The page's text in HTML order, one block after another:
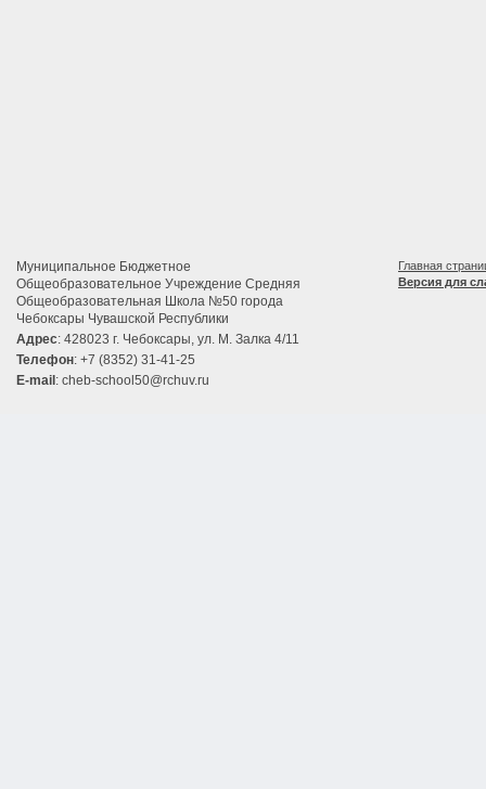
Муниципальное Бюджетное
Общеобразовательное Учреждение Средняя
Общеобразовательная Школа №50 города
Чебоксары Чувашской Республики
Адрес: 428023 г. Чебоксары, ул. М. Залка 4/11
Телефон: +7 (8352) 31-41-25
E-mail: cheb-school50@rchuv.ru
Главная
Версия для